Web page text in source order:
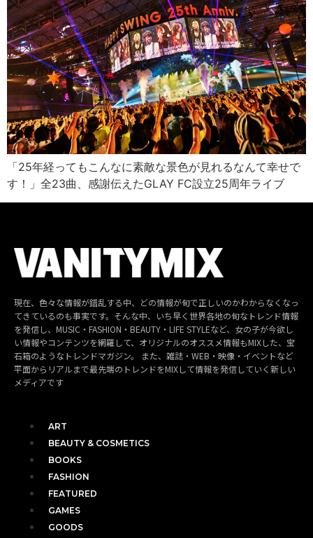
「25年経ってもこんなに素敵な景色が見れるなんて幸せで
す！」全23曲、感謝伝えたGLAY FC設立25周年ライブ
現在、色々な情報が錯乱する中、どの情報が旬で正しいのかわからなくなっ
てきているのも事実です。そんな中、いち早く世界各地の旬なトレンド情報
を発信し、MUSIC・FASHION・BEAUTY・LIFE STYLEなど、女の子が今欲し
い情報やコンテンツを網羅して、オリジナルのオススメ情報もMIXした、宝
石箱のようなトレンドマガジン。 また、雑誌・WEB・映像・イベントなど
平面からリアルまで最先端のトレンドをMIXして情報を発信していく新しい
メディアです
ART
BEAUTY & COSMETICS
BOOKS
FASHION
FEATURED
GAMES
GOODS